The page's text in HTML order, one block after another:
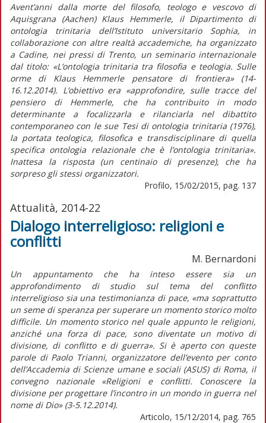
Avent’anni dalla morte del filosofo, teologo e vescovo di
Aquisgrana (Aachen) Klaus Hemmerle, il Dipartimento di
ontologia trinitaria dell’Istituto universitario Sophia, in
collaborazione con altre realtà accademiche, ha organizzato
a Cadine, nei pressi di Trento, un seminario internazionale
dal titolo: «L’ontologia trinitaria tra filosofia e teologia. Sulle
orme di Klaus Hemmerle pensatore di frontiera» (14-
16.12.2014). L’obiettivo era «approfondire, sulle tracce del
pensiero di Hemmerle, che ha contribuito in modo
determinante a focalizzarla e rilanciarla nel dibattito
contemporaneo con le sue Tesi di ontologia trinitaria (1976),
la portata teologica, filosofica e transdisciplinare di quella
specifica ontologia relazionale che è l’ontologia trinitaria».
Inattesa la risposta (un centinaio di presenze), che ha
sorpreso gli stessi organizzatori.
Profilo, 15/02/2015, pag. 137
Attualità, 2014-22
Dialogo interreligioso: religioni e
conflitti
M. Bernardoni
Un appuntamento che ha inteso essere sia un
approfondimento di studio sul tema del conflitto
interreligioso sia una testimonianza di pace, «ma soprattutto
un seme di speranza per superare un momento storico molto
difficile. Un momento storico nel quale appunto le religioni,
anziché una forza di pace, sono diventate un motivo di
divisione, di conflitto e di guerra». Si è aperto con queste
parole di Paolo Trianni, organizzatore dell’evento per conto
dell’Accademia di Scienze umane e sociali (ASUS) di Roma, il
convegno nazionale «Religioni e conflitti. Conoscere la
divisione per progettare l’incontro in un mondo in guerra nel
nome di Dio» (3-5.12.2014).
Articolo, 15/12/2014, pag. 765